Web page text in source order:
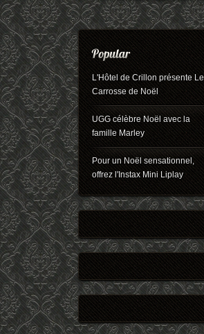
L'Hôtel de Crillon présente Le
Carrosse de Noël
UGG célèbre Noël avec la
famille Marley
Pour un Noël sensationnel,
offrez l'Instax Mini Liplay